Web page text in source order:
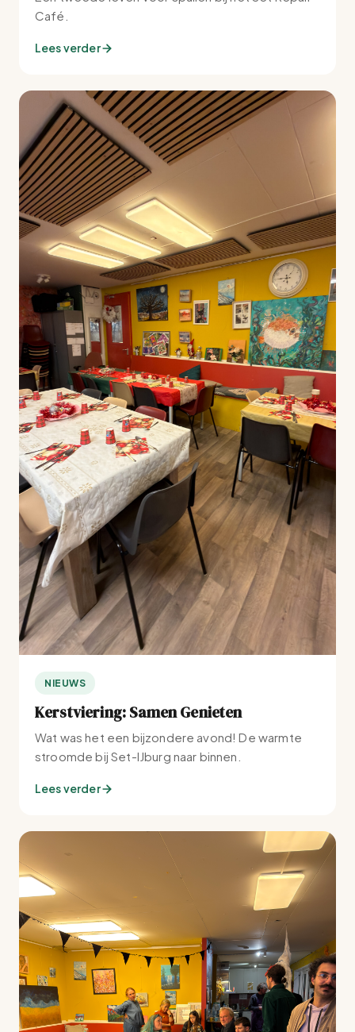
Café.
Lees verder
NIEUWS
Kerstviering: Samen Genieten
Wat was het een bijzondere avond! De warmte
stroomde bij Set-IJburg naar binnen.
Lees verder